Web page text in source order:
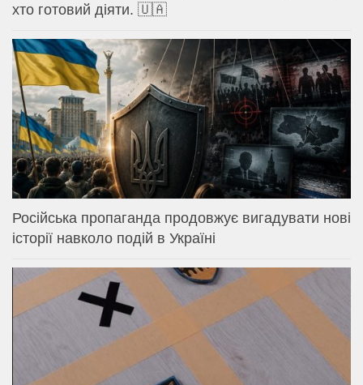
хто готовий діяти. 🇺🇦
Російська пропаганда продовжує вигадувати нові
історії навколо подій в Україні